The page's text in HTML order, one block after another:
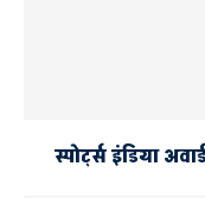
स्पोर्ट्स इंडिया